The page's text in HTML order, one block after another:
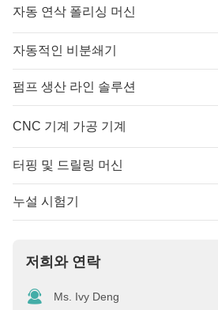
자동 연삭 폴리싱 머신
자동적인 비분쇄기
펌프 생산 라인 솔루션
CNC 기계 가공 기계
터핑 및 드릴링 머신
누설 시험기
저희와 연락
Ms. Ivy Deng